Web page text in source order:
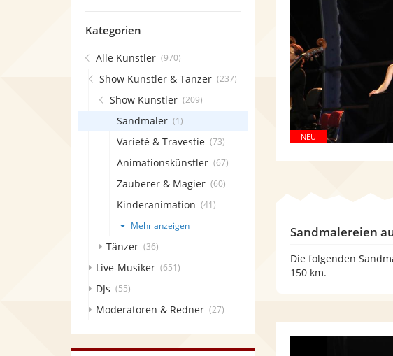
Sandmalereien
Die folgenden
150 km.
Kategorien
Alle Künstler (970)
Show Künstler & Tänzer (237)
Show Künstler (209)
Sandmaler (1)
Varieté & Travestie (73)
Animationskünstler (67)
Zauberer & Magier (60)
Kinderanimation (41)
Mehr anzeigen
Tänzer (36)
Live-Musiker (651)
DJs (55)
Moderatoren & Redner (27)